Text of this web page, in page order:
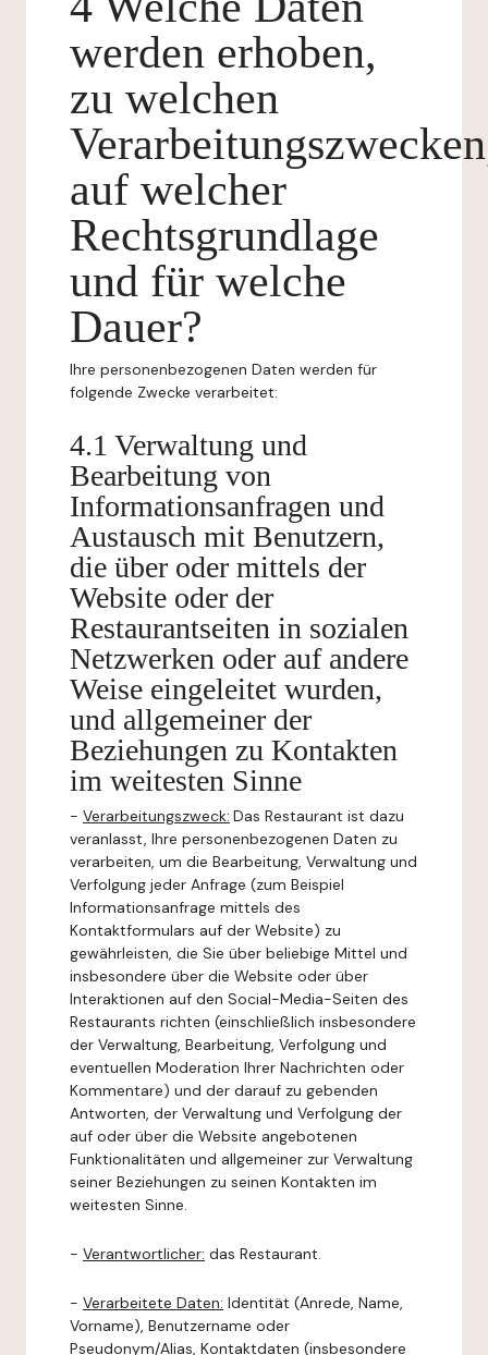
werden erhoben,
zu welchen
auf welcher
Rechtsgrundlage
und für welche
Dauer?
Ihre personenbezogenen Daten werden für
folgende Zwecke verarbeitet:
4.1 Verwaltung und
Bearbeitung von
Informationsanfragen und
Austausch mit Benutzern,
die über oder mittels der
Website oder der
Restaurantseiten in sozialen
Netzwerken oder auf andere
Weise eingeleitet wurden,
und allgemeiner der
Beziehungen zu Kontakten
im weitesten Sinne
- Verarbeitungszweck: Das Restaurant ist dazu
veranlasst, Ihre personenbezogenen Daten zu
verarbeiten, um die Bearbeitung, Verwaltung und
Verfolgung jeder Anfrage (zum Beispiel
Informationsanfrage mittels des
Kontaktformulars auf der Website) zu
gewährleisten, die Sie über beliebige Mittel und
insbesondere über die Website oder über
Interaktionen auf den Social-Media-Seiten des
Restaurants richten (einschließlich insbesondere
der Verwaltung, Bearbeitung, Verfolgung und
eventuellen Moderation Ihrer Nachrichten oder
Kommentare) und der darauf zu gebenden
Antworten, der Verwaltung und Verfolgung der
auf oder über die Website angebotenen
Funktionalitäten und allgemeiner zur Verwaltung
seiner Beziehungen zu seinen Kontakten im
weitesten Sinne.
- Verantwortlicher: das Restaurant.
- Verarbeitete Daten: Identität (Anrede, Name,
Vorname), Benutzername oder
Pseudonym/Alias, Kontaktdaten (insbesondere